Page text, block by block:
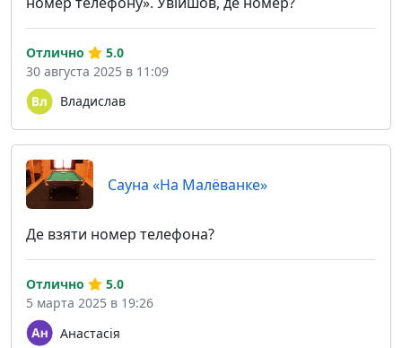
Владислав
Отлично
5.0
30 августа 2025 в 11:09
Сауна «На Малёванке»
Де взяти номер телефона?
Анастасія
Отлично
5.0
5 марта 2025 в 19:26